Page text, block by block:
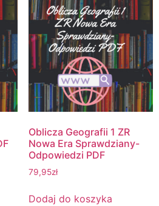
Oblicza Geografii 1 ZR
Nowa Era Sprawdziany-
Odpowiedzi PDF
79,95zł
Dodaj do koszyka